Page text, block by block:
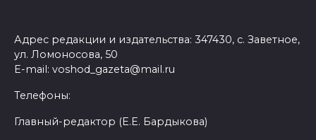
Адрес редакции и издательства: 347430, с. Заветное,
ул. Ломоносова, 50
E-mail: voshod_gazeta@mail.ru
Телефоны:
Главный-редактор (Е.Е. Бардыкова)